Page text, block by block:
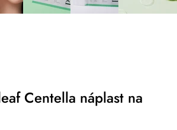
Centella náplast na